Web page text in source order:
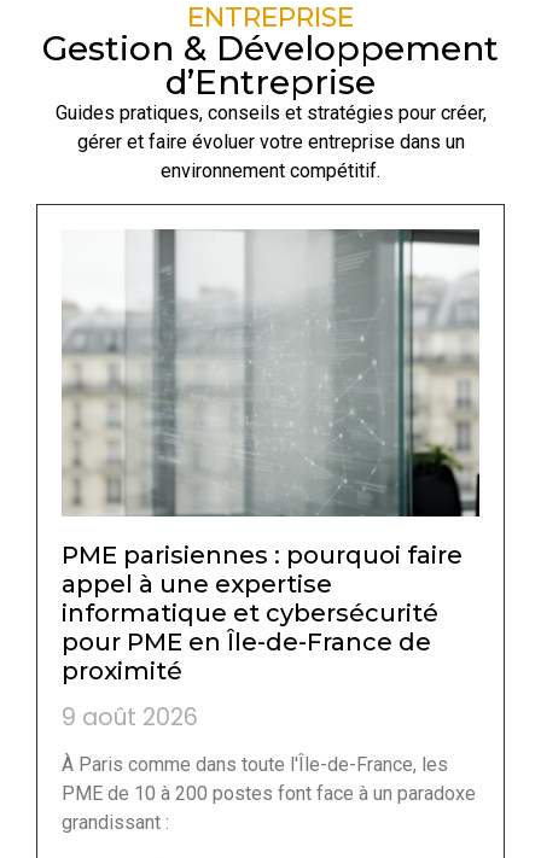
ENTREPRISE
Gestion & Développement
d’Entreprise
Guides pratiques, conseils et stratégies pour créer,
gérer et faire évoluer votre entreprise dans un
environnement compétitif.
PME parisiennes : pourquoi faire
appel à une expertise
informatique et cybersécurité
pour PME en Île-de-France de
proximité
9 août 2026
À Paris comme dans toute l'Île-de-France, les
PME de 10 à 200 postes font face à un paradoxe
grandissant :